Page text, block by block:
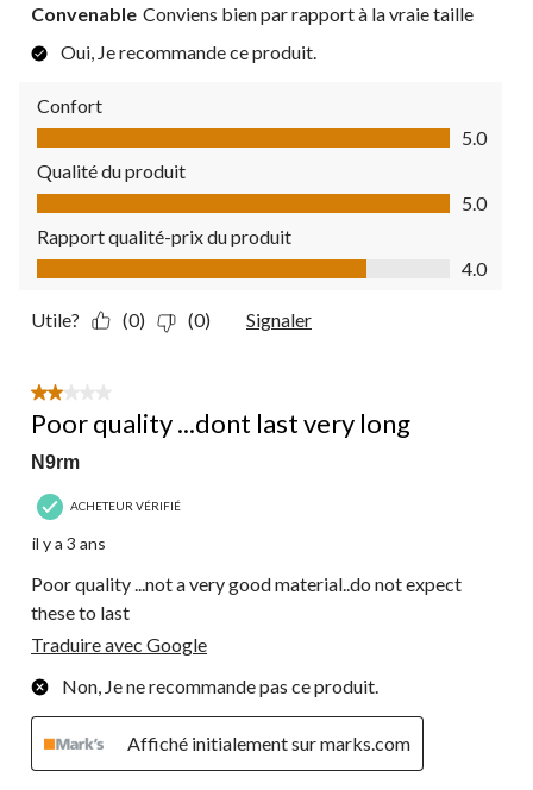
Convenable Conviens bien par rapport à la vraie taille
Oui, Je recommande ce produit.
Confort
Confort, 5.0 sur 5
5.0
Qualité du produit
Qualité du produit, 5.0 sur 5
5.0
Rapport qualité-prix du produit
Rapport qualité-prix du produit, 4.0 sur 5
4.0
Utile? (0) (0) Signaler
2 étoile(s) sur 5.
Poor quality ...dont last very long
N9rm
ACHETEUR VÉRIFIÉ
il y a 3 ans
Poor quality ...not a very good material..do not expect
these to last
Traduire avec Google
Non, Je ne recommande pas ce produit.
Affiché initialement sur marks.com